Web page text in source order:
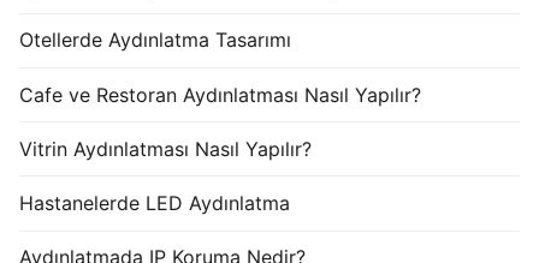
Otellerde Aydınlatma Tasarımı
Cafe ve Restoran Aydınlatması Nasıl Yapılır?
Vitrin Aydınlatması Nasıl Yapılır?
Hastanelerde LED Aydınlatma
Aydınlatmada IP Koruma Nedir?